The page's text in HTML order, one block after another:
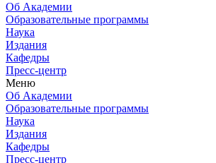
Об Академии
Образовательные программы
Наука
Издания
Кафедры
Пресс-центр
Меню
Об Академии
Образовательные программы
Наука
Издания
Кафедры
Пресс-центр